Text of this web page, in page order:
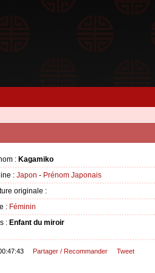
: Kagamiko
: Japon - Prénom Japonais
originale :
: Féminin
: Enfant du miroir
Partager / Recommander Tweet